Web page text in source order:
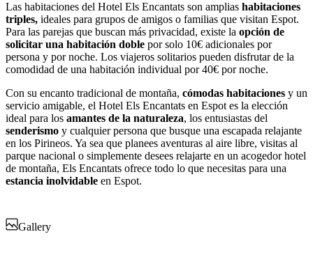
Las habitaciones del Hotel Els Encantats son amplias habitaciones
triples, ideales para grupos de amigos o familias que visitan Espot.
Para las parejas que buscan más privacidad, existe la opción de
solicitar una habitación doble por solo 10€ adicionales por
persona y por noche. Los viajeros solitarios pueden disfrutar de la
comodidad de una habitación individual por 40€ por noche.
Con su encanto tradicional de montaña, cómodas habitaciones y un
servicio amigable, el Hotel Els Encantats en Espot es la elección
ideal para los amantes de la naturaleza, los entusiastas del
senderismo y cualquier persona que busque una escapada relajante
en los Pirineos. Ya sea que planees aventuras al aire libre, visitas al
parque nacional o simplemente desees relajarte en un acogedor hotel
de montaña, Els Encantats ofrece todo lo que necesitas para una
estancia inolvidable en Espot.
Gallery